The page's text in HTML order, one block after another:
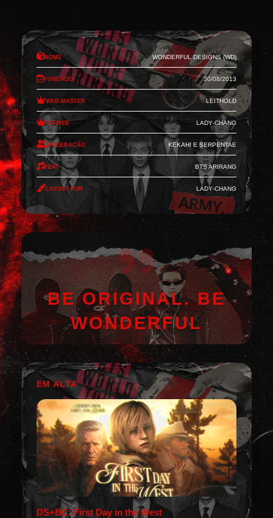
Nome Wonderful Designs (WD)
Fundado 30/08/2013
Web-Master Leithold
Co-Web Lady-Chang
Moderação Kekahi e Serpentae
Feat BTS Arirang
Layout por Lady-Chang
BE ORIGINAL. BE
WONDERFUL
EM ALTA
DS+BC: First Day in the West